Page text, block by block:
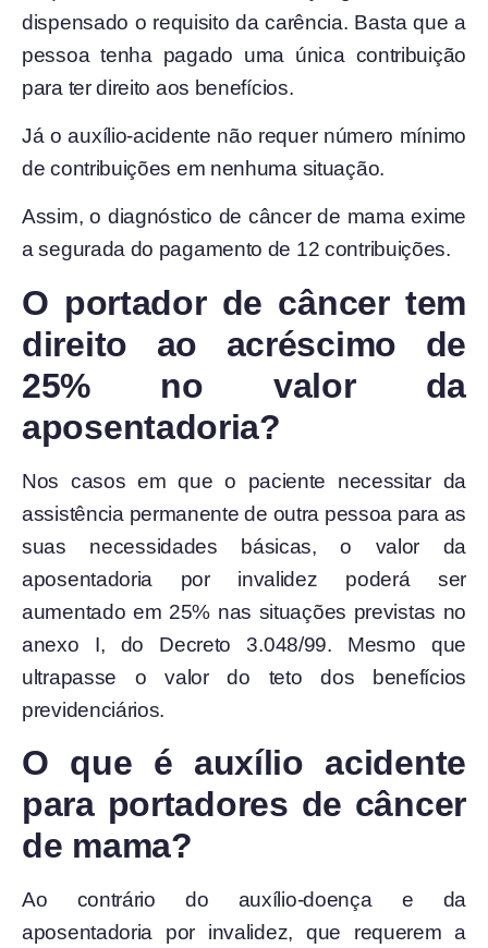
dispensado o requisito da carência. Basta que a
pessoa tenha pagado uma única contribuição
para ter direito aos benefícios.
Já o auxílio-acidente não requer número mínimo
de contribuições em nenhuma situação.
Assim, o diagnóstico de câncer de mama exime
a segurada do pagamento de 12 contribuições.
O portador de câncer tem
direito ao acréscimo de
25% no valor da
aposentadoria?
Nos casos em que o paciente necessitar da
assistência permanente de outra pessoa para as
suas necessidades básicas, o valor da
aposentadoria por invalidez poderá ser
aumentado em 25% nas situações previstas no
anexo I, do Decreto 3.048/99. Mesmo que
ultrapasse o valor do teto dos benefícios
previdenciários.
O que é auxílio acidente
para portadores de câncer
de mama?
Ao contrário do auxílio-doença e da
aposentadoria por invalidez, que requerem a